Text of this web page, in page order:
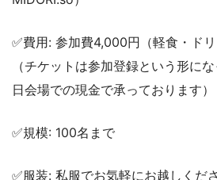
✅費用: 参加費4,000円（軽食・ドリ
（チケットは参加登録という形に
日会場での現金で承っております）
✅規模: 100名まで
✅服装: 私服でお気軽にお越しくだ